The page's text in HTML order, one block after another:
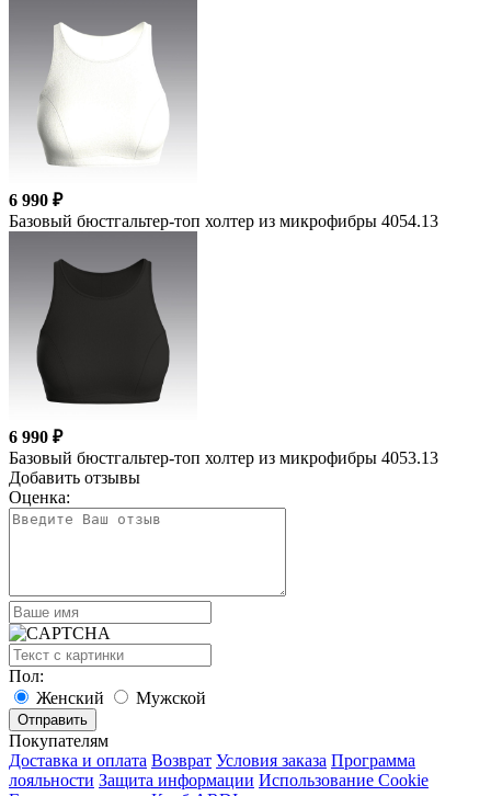
6 990 ₽
Базовый бюстгальтер-топ холтер из микрофибры 4054.13
6 990 ₽
Базовый бюстгальтер-топ холтер из микрофибры 4053.13
Добавить отзывы
Оценка:
Пол:
Женский
Мужской
Покупателям
Доставка и оплата Возврат Условия заказа Программа
лояльности Защита информации Использование Cookie